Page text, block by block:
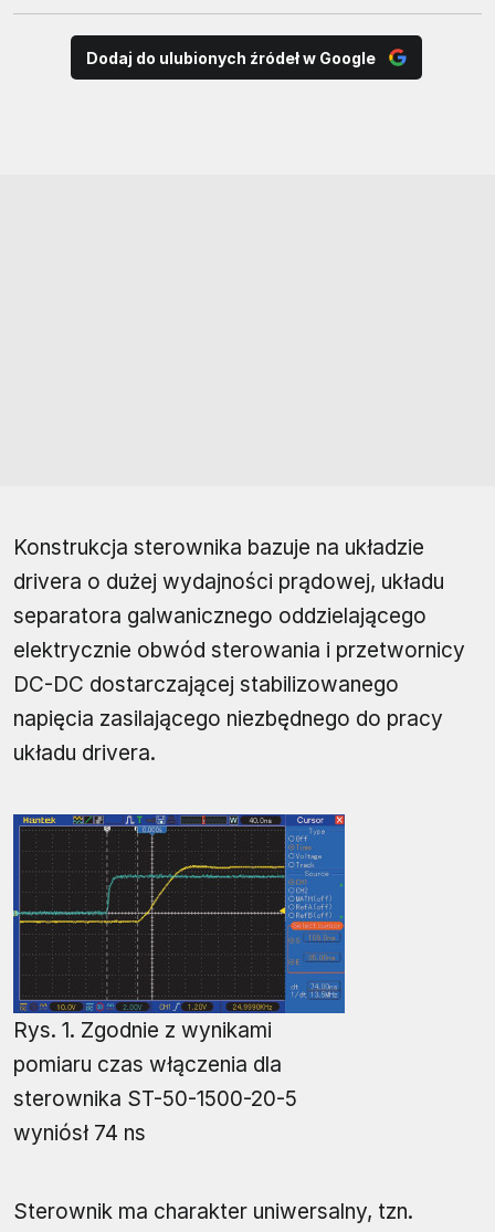
Dodaj do ulubionych źródeł w Google
Konstrukcja sterownika bazuje na układzie
drivera o dużej wydajności prądowej, układu
separatora galwanicznego oddzielającego
elektrycznie obwód sterowania i przetwornicy
DC-DC dostarczającej stabilizowanego
napięcia zasilającego niezbędnego do pracy
układu drivera.
Rys. 1. Zgodnie z wynikami
pomiaru czas włączenia dla
sterownika ST-50-1500-20-5
wyniósł 74 ns
Sterownik ma charakter uniwersalny, tzn.